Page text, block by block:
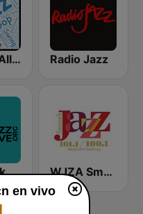
WJZZ - All Jazz Radio Radio Jazz
Laid Back Jazz WJZA Smooth Jazz
en vivo